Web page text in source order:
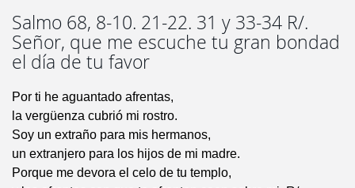
Salmo 68, 8-10. 21-22. 31 y 33-34 R/.
Señor, que me escuche tu gran bondad
el día de tu favor
Por ti he aguantado afrentas,
la vergüenza cubrió mi rostro.
Soy un extraño para mis hermanos,
un extranjero para los hijos de mi madre.
Porque me devora el celo de tu templo,